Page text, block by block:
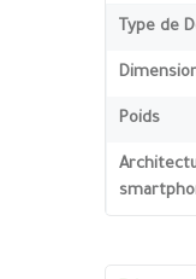
Type de
Poids